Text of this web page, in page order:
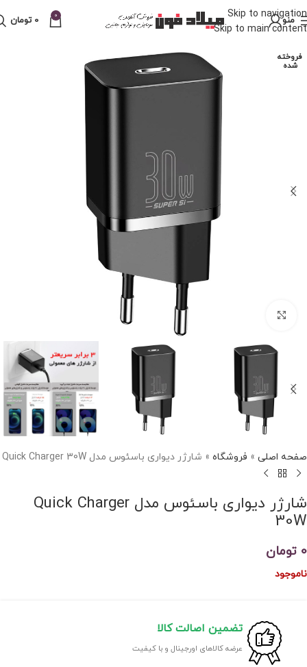
Skip to navigation
Skip to main content
منو 0
0 تومان
فروخته
شده
برای بزرگنمایی کلیک کنید
صفحه اصلی » فروشگاه » شارژر دیواری باسئوس مدل Quick Charger 30W
شارژر دیواری باسئوس مدل Quick Charger
30W
0 تومان
ناموجود
تضمین اصالت کالا
عرضه کالاهای اورجینال و با کیفیت